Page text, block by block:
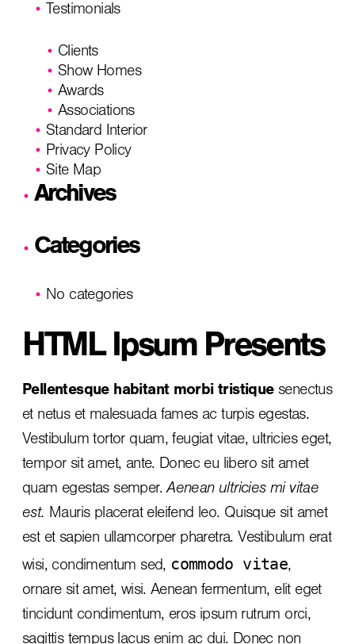
Testimonials
Clients
Show Homes
Awards
Associations
Standard Interior
Privacy Policy
Site Map
Archives
Categories
No categories
HTML Ipsum Presents
Pellentesque habitant morbi tristiquesenectus
et netus et malesuada fames ac turpis egestas.
Vestibulum tortor quam, feugiat vitae, ultricies eget,
tempor sit amet, ante. Donec eu libero sit amet
quam egestas semper.Aenean ultricies mi vitae
est. Mauris placerat eleifend leo. Quisque sit amet
est et sapien ullamcorper pharetra. Vestibulum erat
wisi, condimentum sed, commodo vitae,
ornare sit amet, wisi. Aenean fermentum, elit eget
tincidunt condimentum, eros ipsum rutrum orci,
sagittis tempus lacus enim ac dui. Donec non